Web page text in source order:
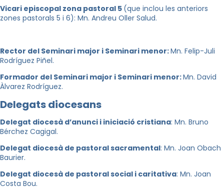
Vicari episcopal zona pastoral 5 (que inclou les anteriors
zones pastorals 5 i 6): Mn. Andreu Oller Salud.
Rector del Seminari major i Seminari menor:Mn. Felip-Juli
Rodríguez Piñel.
Formador del Seminari major i Seminari menor:Mn. David
Àlvarez Rodríguez.
Delegats diocesans
Delegat diocesà d’anunci i iniciació cristiana: Mn. Bruno
Bérchez Cagigal.
Delegat diocesà de pastoral sacramental: Mn. Joan Obach
Baurier.
Delegat diocesà de pastoral social i caritativa: Mn. Joan
Costa Bou.